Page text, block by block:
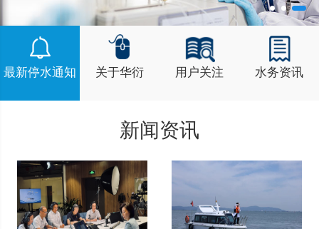
最新停水通知 关于华衍 用户关注 水务资讯
新闻资讯